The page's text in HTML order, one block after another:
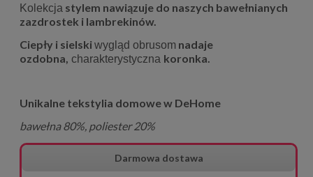
Kolekcja stylem nawiązuje do naszych bawełnianych
zazdrostek i lambrekinów.
Ciepły i sielski wygląd obrusom nadaje
ozdobna, charakterystyczna koronka.
Unikalne tekstylia domowe w DeHome
bawełna 80%, poliester 20%
Darmowa dostawa